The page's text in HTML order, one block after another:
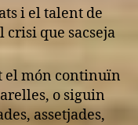
i el talent de
crisi que sacseja
el món continuïn
o siguin
assetjades,